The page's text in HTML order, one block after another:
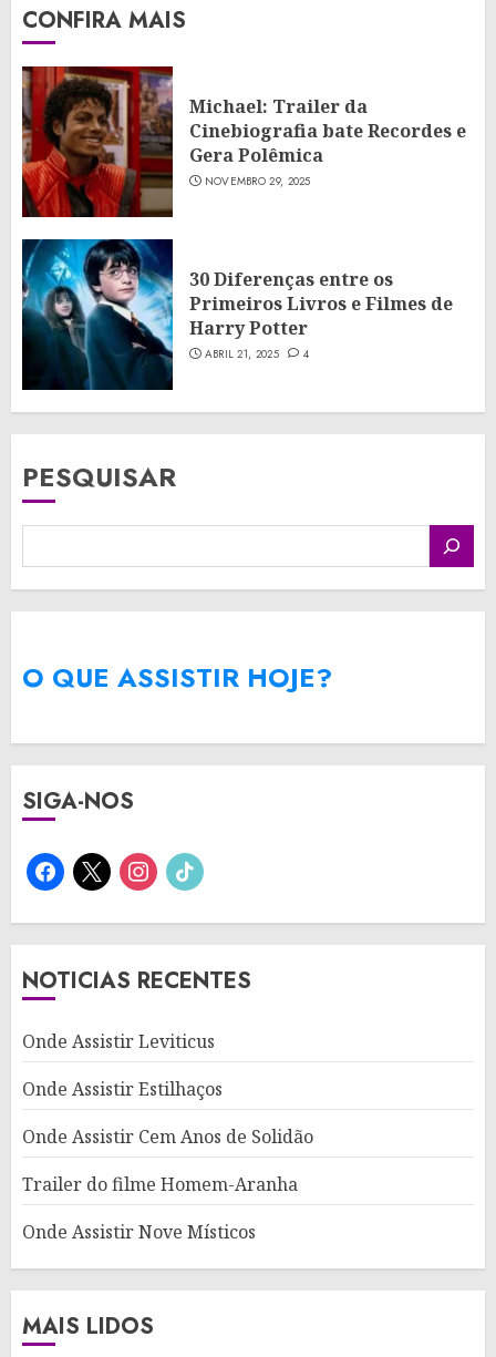
CONFIRA MAIS
Michael: Trailer da
Cinebiografia bate Recordes e
Gera Polêmica
NOVEMBRO 29, 2025
30 Diferenças entre os
Primeiros Livros e Filmes de
Harry Potter
ABRIL 21, 2025 4
PESQUISAR
O QUE ASSISTIR HOJE?
SIGA-NOS
facebook
x instagram
tiktok
NOTICIAS RECENTES
Onde Assistir Leviticus
Onde Assistir Estilhaços
Onde Assistir Cem Anos de Solidão
Trailer do filme Homem-Aranha
Onde Assistir Nove Místicos
MAIS LIDOS